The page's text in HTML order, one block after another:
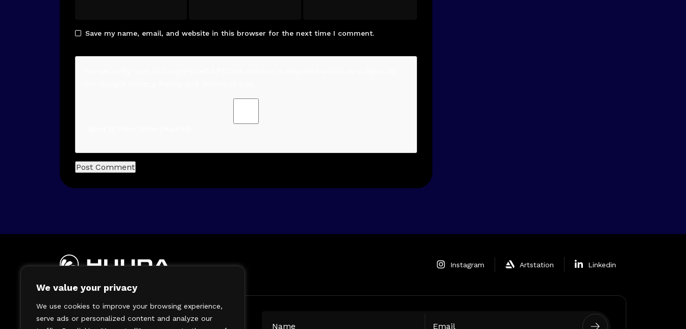
We value your privacy
We use cookies to improve your browsing experience,
serve ads or personalized content and analyze our
Save my name, email, and website in this browser for the next time I comment.
Instagram Artstation Linkedin
SIGN UP TODAY TO GET THE LATEST